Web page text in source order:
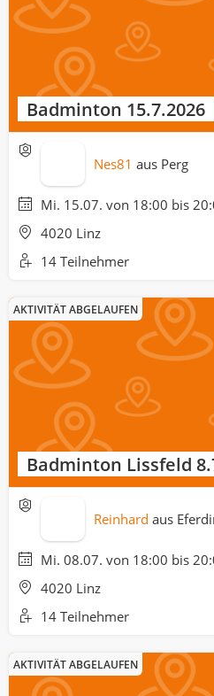
Badminton 15.7.2026
Nes81 aus Perg
Mi. 15.07. von 18:00 bis
4020 Linz
14 Teilnehmer
AKTIVITÄT ABGELAUFEN
Badminton Lissfeld
Reinhard aus
Mi. 08.07. von 18:00 bis
4020 Linz
14 Teilnehmer
AKTIVITÄT ABGELAUFEN